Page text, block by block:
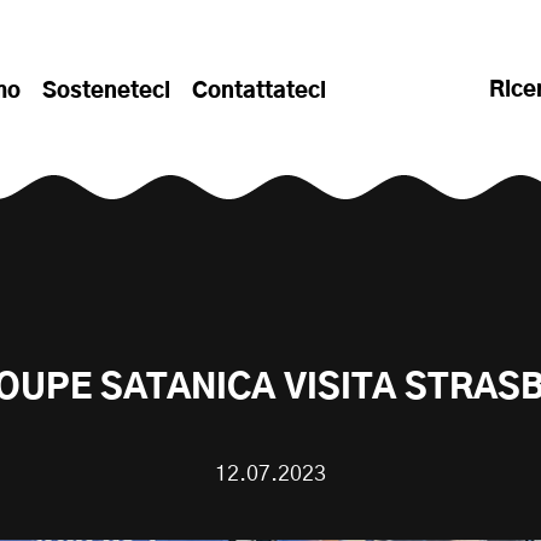
Sosteneteci Contattateci
SATANICA VISITA
12.07.2023